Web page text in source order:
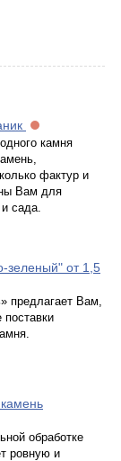
камня
фактур и
Вам для
сада.
зеленый" от 1,5
предлагает Вам,
обработке
ровную и